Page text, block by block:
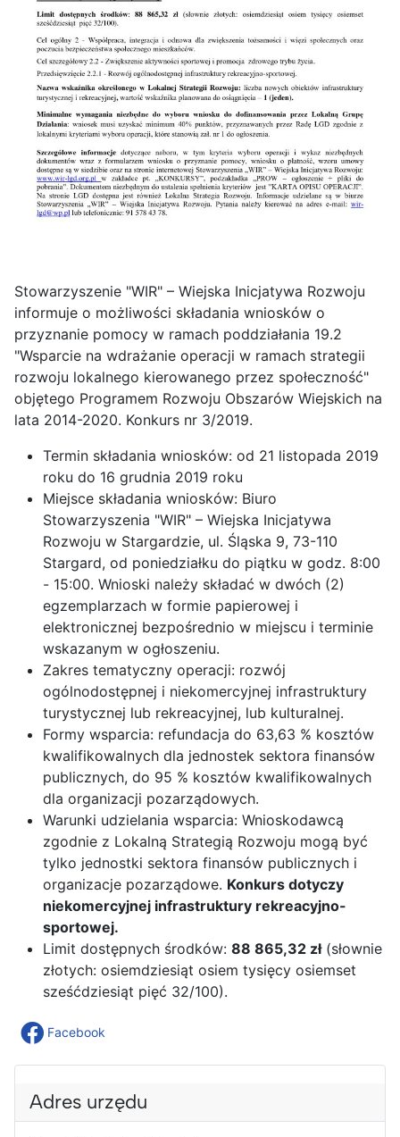
Stowarzyszenie "WIR" – Wiejska Inicjatywa Rozwoju
informuje o możliwości składania wniosków o
przyznanie pomocy w ramach poddziałania 19.2
"Wsparcie na wdrażanie operacji w ramach strategii
rozwoju lokalnego kierowanego przez społeczność"
objętego Programem Rozwoju Obszarów Wiejskich na
lata 2014-2020. Konkurs nr 3/2019.
Termin składania wniosków: od 21 listopada 2019
roku do 16 grudnia 2019 roku
Miejsce składania wniosków: Biuro
Stowarzyszenia "WIR" – Wiejska Inicjatywa
Rozwoju w Stargardzie, ul. Śląska 9, 73-110
Stargard, od poniedziałku do piątku w godz. 8:00
- 15:00. Wnioski należy składać w dwóch (2)
egzemplarzach w formie papierowej i
elektronicznej bezpośrednio w miejscu i terminie
wskazanym w ogłoszeniu.
Zakres tematyczny operacji: rozwój
ogólnodostępnej i niekomercyjnej infrastruktury
turystycznej lub rekreacyjnej, lub kulturalnej.
Formy wsparcia: refundacja do 63,63 % kosztów
kwalifikowalnych dla jednostek sektora finansów
publicznych, do 95 % kosztów kwalifikowalnych
dla organizacji pozarządowych.
Warunki udzielania wsparcia: Wnioskodawcą
zgodnie z Lokalną Strategią Rozwoju mogą być
tylko jednostki sektora finansów publicznych i
organizacje pozarządowe. Konkurs dotyczy
niekomercyjnej infrastruktury rekreacyjno-
sportowej.
Limit dostępnych środków: 88 865,32 zł(słownie
złotych: osiemdziesiąt osiem tysięcy osiemset
sześćdziesiąt pięć 32/100).
Facebook
Adres urzędu